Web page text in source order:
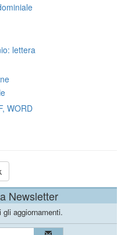
lettera
WORD
Newsletter
aggiornamenti.